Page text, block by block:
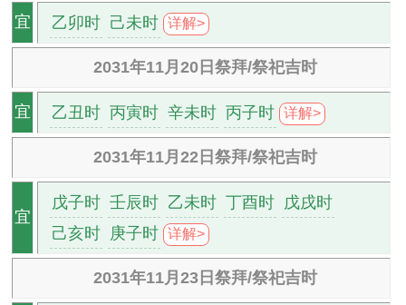
宜 乙卯时 己未时 详解>
2031年11月20日祭拜/祭祀吉时
宜 乙丑时 丙寅时 辛未时 丙子时 详解>
2031年11月22日祭拜/祭祀吉时
宜
戊子时 壬辰时 乙未时 丁酉时 戊戌时
己亥时 庚子时 详解>
2031年11月23日祭拜/祭祀吉时